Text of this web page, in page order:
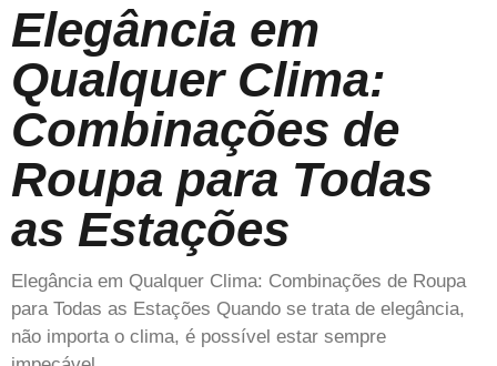
Elegância em
Qualquer Clima:
Combinações de
Roupa para Todas
as Estações
Elegância em Qualquer Clima: Combinações de Roupa
para Todas as Estações Quando se trata de elegância,
não importa o clima, é possível estar sempre